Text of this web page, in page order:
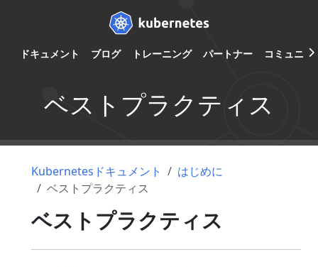
ドキュメント ブログ トレーニング パートナー コミュニテ
ベストプラクティス
Kubernetesドキュメント
はじめに
ベストプラクティス
ベストプラクティス